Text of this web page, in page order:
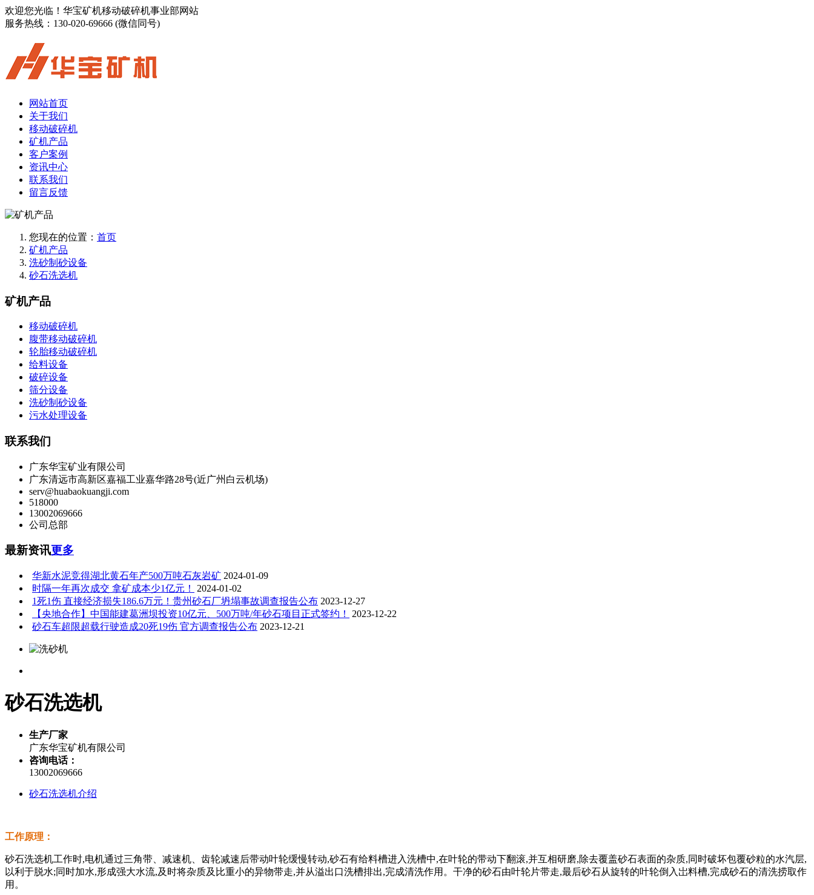
欢迎您光临！华宝矿机移动破碎机事业部网站
服务热线： 130-020-69666 (微信同号)
网站首页
关于我们
移动破碎机
矿机产品
客户案例
资讯中心
联系我们
留言反馈
您现在的位置： 首页
矿机产品
洗砂制砂设备
砂石洗选机
矿机产品
移动破碎机
腹带移动破碎机
轮胎移动破碎机
给料设备
破碎设备
筛分设备
洗砂制砂设备
污水处理设备
联系我们
广东华宝矿业有限公司
广东清远市高新区嘉福工业嘉华路28号(近广州白云机场)
serv@huabaokuangji.com
518000
13002069666
公司总部
最新资讯更多
华新水泥竞得湖北黄石年产500万吨石灰岩矿 2024-01-09
时隔一年再次成交 拿矿成本少1亿元！
2024-01-02
1死1伤 直接经济损失186.6万元！贵州砂石厂坍塌事故调查报告公布 2023-12-27
【央地合作】中国能建葛洲坝投资10亿元、500万吨/年砂石项目正式签约！
2023-12-22
砂石车超限超载行驶造成20死19伤 官方调查报告公布 2023-12-21
砂石洗选机
生产厂家
广东华宝矿机有限公司
咨询电话：
13002069666
砂石洗选机介绍
工作原理：
砂石洗选机工作时,电机通过三角带、减速机、齿轮减速后带动叶轮缓慢转动,砂石有给料槽进入洗槽中,在叶轮的带动下翻滚,并互相研磨,除去覆盖砂石表面的杂质,同时破坏包覆砂粒的水汽层,
以利于脱水;同时加水,形成强大水流,及时将杂质及比重小的异物带走,并从溢出口洗槽排出,完成清洗作用。干净的砂石由叶轮片带走,最后砂石从旋转的叶轮倒入岀料槽,完成砂石的清洗捞取作
用。